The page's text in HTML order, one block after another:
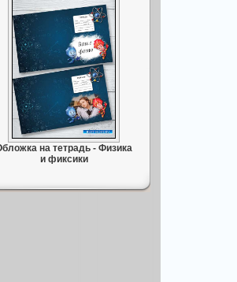
на тетрадь - Физика
и фиксики